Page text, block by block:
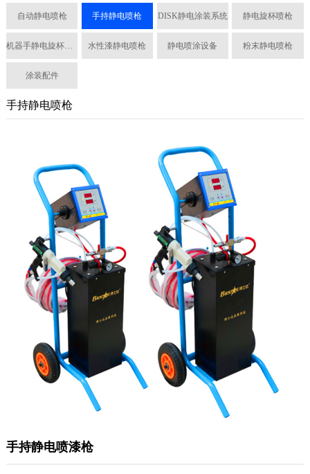
自动静电喷枪 手持静电喷枪 DISK静电涂装系统 静电旋杯喷枪
机器手静电旋杯喷枪 水性漆静电喷枪 静电喷涂设备 粉末静电喷枪
涂装配件
手持静电喷枪
手持静电喷漆枪